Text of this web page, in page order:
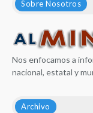
Sobre Nosotros
Nos enfocamos a
nacional, estatal y
Archivo